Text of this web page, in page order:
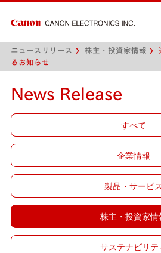
ニュースリリース 株主・投資家情報
るお知らせ
News Release
すべて
企業情報
製品・サービス
株主・投資家情
サステナビリテ